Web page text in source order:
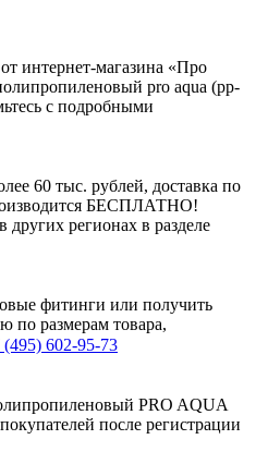
интернет-магазина «Про
pro aqua (pp-
с подробными
60 тыс. рублей, доставка по
БЕСПЛАТНО!
других регионах в разделе
фитинги или получить
по размерам товара,
(495) 602-95-73
PRO AQUA
после регистрации